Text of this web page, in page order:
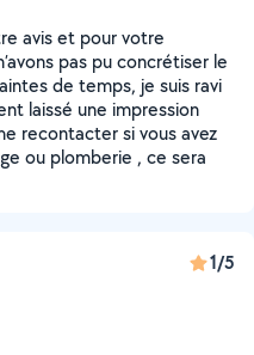
avis et pour votre
pas pu concrétiser le
de temps, je suis ravi
laissé une impression
recontacter si vous avez
ou plomberie , ce sera
1/5